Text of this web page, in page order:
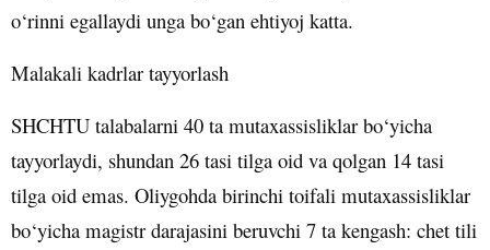
o‘rinni egallaydi unga bo‘gan ehtiyoj katta.
Malakali kadrlar tayyorlash
SHCHTU talabalarni 40 ta mutaxassisliklar bo‘yicha
tayyorlaydi, shundan 26 tasi tilga oid va qolgan 14 tasi
tilga oid emas. Oliygohda birinchi toifali mutaxassisliklar
bo‘yicha magistr darajasini beruvchi 7 ta kengash: chet tili